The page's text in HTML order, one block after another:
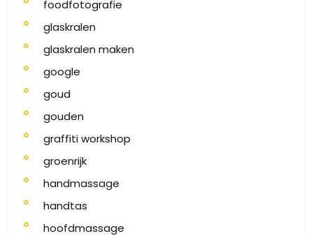
foodfotografie
glaskralen
glaskralen maken
google
goud
gouden
graffiti workshop
groenrijk
handmassage
handtas
hoofdmassage